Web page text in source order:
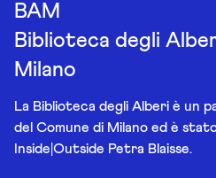
BAM
Biblioteca degli
Milano
La Biblioteca degli Alberi è un
del Comune di Milano ed è
Inside|Outside Petra Blaisse.